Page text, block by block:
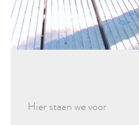
Hier staan we voor